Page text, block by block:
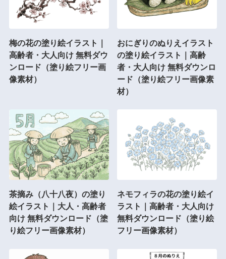
梅の花の塗り絵イラスト｜
高齢者・大人向け 無料ダウ
ンロード（塗り絵フリー画
像素材）
おにぎりのぬりえイラスト
の塗り絵イラスト｜高齢
者・大人向け 無料ダウンロ
ード（塗り絵フリー画像素
材）
茶摘み（八十八夜）の塗り
絵イラスト｜大人・高齢者
向け 無料ダウンロード（塗
り絵フリー画像素材）
ネモフィラの花の塗り絵イ
ラスト｜高齢者・大人向け
無料ダウンロード（塗り絵
フリー画像素材）